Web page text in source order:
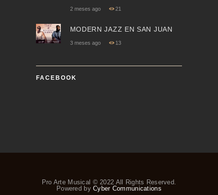
2 meses ago 21
MODERN JAZZ EN SAN JUAN
3 meses ago 13
FACEBOOK
Pro Arte Musical © 2022 All Rights Reserved.
Powered byCyber Communications